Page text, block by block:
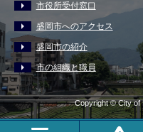
市役所受付窓口
盛岡市へのアクセス
盛岡市の紹介
市の組織と職員
Copyright © City of